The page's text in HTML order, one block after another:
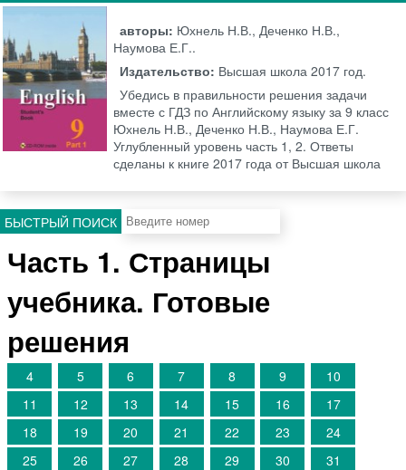
авторы: Юхнель Н.В., Деченко Н.В.,
Наумова Е.Г..
Издательство: Высшая школа 2017 год.
Убедись в правильности решения задачи
вместе с ГДЗ по Английскому языку за 9 класс
Юхнель Н.В., Деченко Н.В., Наумова Е.Г.
Углубленный уровень часть 1, 2. Ответы
сделаны к книге 2017 года от Высшая школа
БЫСТРЫЙ ПОИСК
Часть 1. Страницы
учебника. Готовые
решения
4 5 6 7 8 9
10
11
12 13 14 15 16
17
18
19 20 21 22 23
24
25
26 27 28 29 30
31